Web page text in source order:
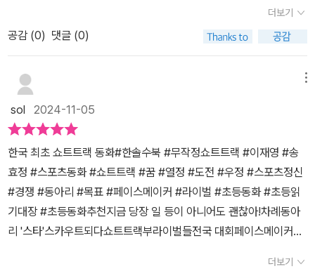
함께 뛰는 영상만 찾아서 시작했어요.그렇게 3일 정도 뛰면서 달리기
와 관련된 애플리케이션을 찾아 프로그램을 진행했지요.그렇게 7주
차까지 프로그램을 따라가면서 뛰고 있어요.이 정도 진행되면서 제가
느낀 것은 나만의 페이스 조절이라는 거예요.뛰는 장소, 뛰는 속도, 뛰
유지하고 지속 가능할 수 있게 스스로를 다스리는 게 중요하지요.체
중 조절을 위해 뛰는 게 아니라 건강한 삶을 살고 싶어서 시작했어요.
처음 시작하던 날은 1분 뛰는 것도 힘들었어요.쉬지 않고 4분을 뛰던
날은 정말 정말 행복했어요.이렇게 행복하기만 하면 좋겠지만 어떤
날은 다음 프로그램을 따라갈 수 있을지 고민되었어요.뛰는 중간중간
포기하고 싶은 적도 많았어요. 사실 매번 뛸 때마다 포기라는 단어는
떠오르지요.뛰기 시작하는 초반부에는 그날이 일들이 잠깐 생각나지
만 숨이 차오르고, 다리가 무거워지는 신체적 반응들이 나타나면서 1
의 야무진 꿈을 향해 나아가는 은표가 멋졌답니다.어쩌면 페이스메이
커로의 역할만 할 뻔했던 은표는계속되는 레이스를 하며 자신만의 길
을 만들어갔어요.점점 성장하고 자신만의 페이스를 만들어가던 은표
가용기를 내고 친구들과의 관계 역시 성장시켜가는 것을보니 정말 뿌
듯하고 멋지다는 생각만 들더라고요.지금은 비록 최고가 아닐지라
도, 완벽하지 않을지라도...적극적인 자세로 자신의 길을 찾아가는 은
표의 모습이우리가 본받아야 하는 삶의 태도가 아닐까 생각되었답니
다. 친구와의 경쟁, 최고가 되겠다는 다짐, 가득한 꿈을 가진요즘 초
등 어린이들이 꼭 읽어보면 좋을 것 같아요.자신의 꿈을 접을 뻔했
던 은표가 어떻게 헤쳐나가는지,오해를 풀고 용기를 내는 일련의 과
정을 지켜보며 아이들이수많은 감정과 교훈을 느끼게 될 같다는 생각
이 듭니다.꿈은 접는 것이 아니라 펼치는 것이라고새롭게 펼쳐가
니다.꿈을 향해 달려가는 우리 아이들에게 최고보다 최선을1등보
을 향해 끊임없이 도전하고, 어려움을 이겨내며 성장하는 모습을 가
졌으면 좋겠다는 마음이 들었어요.은표의 노력과 끈기는 우리 아이들
서 정정당당하게 노력하고 성장하는 것임을 알려주는데요.<무작정
쇼트트랙>은 꿈을 향한 도전과 성장을 이야기하며, 아이들에게 중요
한 교훈을 전해주는 책이에요. 초등학생 중학년부터 읽어보면 정말
좋을 책이에요.아이들과 함께 읽으면서, 꿈을 향한 도전의 의미와 그
과정에서의 가치들을 다시 한 번 되새길 수 있는 기회가 되는 너무 좋
은 책이에요.이 책을 통해 우리 아이들이 은표처럼 꿈을 향해 끊임없
이 도전하며, 어려움을 이겨내고 성장하는 모습을 보여주기를 바라는
마음으로 강력 추천드려요.*출판사로부터 도서를 제공받아 직접 읽
기술을 흉내내다가 해운초 쇼트트랙부의 코치님의 눈에 띄게된다.그
렇게 쇼트트랙부에 스카웃 된 은표는 해운초 쇼트트랙부의 유망주인
도현이를 비롯해 서아, 지민, 우성과 함께 훈련을 하게 되고, 뒤늦게
시작한 만큼 더욱 열심히 훈련에 임한다. 그러던 어느날 쇼트트랙 전
년의 어린 나이에도 2등을 거머쥔 도현이 덕에 큰 관심을 받게되고
그 날을 기점으로 코치님은 은표와 도현이를 파트너로 붙여 훈련을
시키기 시작한다. 처음에는 실력자인 도현이와 함께 훈련을 하며 자
신도 빠르게 실력이 늘 수 있어 좋은 기회라 여겼던 은표지만 도현이
의 페이스메이커 역할로 이용당하는 것 같아 못내 마음이 불편하다.
큰 대회른 앞두고 다른 학교들과 연합하여 훈련하다 도현이가 큰 부
상을 당하는 사고가 발생하고 도현이 대신 대회에 출전하게 된 은표
더보기
공감 (0) 댓글 (0)
sol 2024-11-05
한국 최초 쇼트트랙 동화#한솔수북 #무작정쇼트트랙 #이재영 #송
효정 #스포츠동화 #쇼트트랙 #꿈 #열정 #도전 #우정 #스포츠정신
#경쟁 #동아리 #목표 #페이스메이커 #라이벌 #초등동화 #초등읽
기대장 #초등동화추천지금 당장 일 등이 아니어도 괜찮아!차례동아
리 '스타'스카우트되다쇼트트랙부라이벌들전국 대회페이스메이커예
는 마음다시 스케이트장으로첫 날갯짓은표는 스케이트 동아리 '스
더보기